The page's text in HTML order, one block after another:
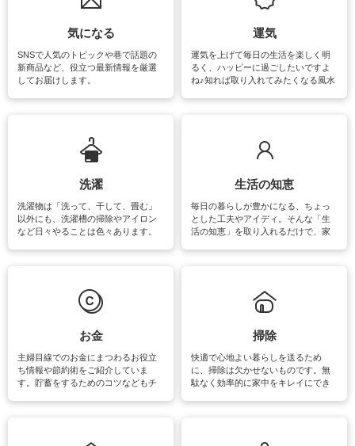
気になる
SNSで人気のトピックや巷で話題の
新商品など、役立つ最新情報を厳選
してお届けします。
運気
運気を上げて毎日の生活を楽しく明
るく、ハッピーに過ごしたいですよ
ね♪知れば取り入れてみたくなる風水
洗濯
洗濯物は「洗って、干して、畳む」
以外にも、洗濯槽の掃除やアイロン
など日々やることは色々あります。
マットなどの大きな洗濯物も、正し
い洗い方をすれば自宅で洗うことが
報やお悩み解消のための情報をご紹
生活の知恵
毎日の暮らしが豊かになる、ちょっ
とした工夫やアイディ。そんな「生
活の知恵」を取り入れるだけで、家
お金
主婦目線でのお金にまつわるお役立
ち情報や節約術をご紹介していま
す。貯蓄をするためのコツなどもチ
掃除
快適で心地よい暮らしを送るため
に、掃除は欠かせないものです。無
駄なく効率的に家中をキレイにでき